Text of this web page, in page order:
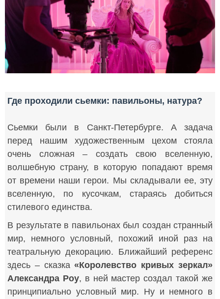
Где проходили сьемки: павильоны, натура?
Сьемки были в Санкт-Петербурге. А задача
перед нашим художественным цехом стояла
очень сложная – создать свою вселенную,
волшебную страну, в которую попадают время
от времени наши герои. Мы складывали ее, эту
вселенную, по кусочкам, стараясь добиться
стилевого единства.
В результате в павильонах был создан странный
мир, немного условный, похожий иной раз на
театральную декорацию. Ближайший референс
здесь – сказка«Королевство кривых зеркал»
Александра Роу, в ней мастер создал такой же
принципиально условный мир. Ну и немного в